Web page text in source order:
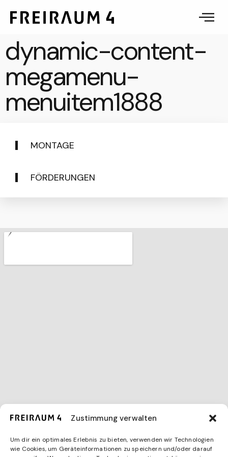
Zustimmung verwalten
Um dir ein optimales Erlebnis zu bieten, verwenden wir Technologien
wie Cookies, um Geräteinformationen zu speichern und/oder darauf
dynamic-content-
megamenu-
menuitem1888
MONTAGE
FÖRDERUNGEN